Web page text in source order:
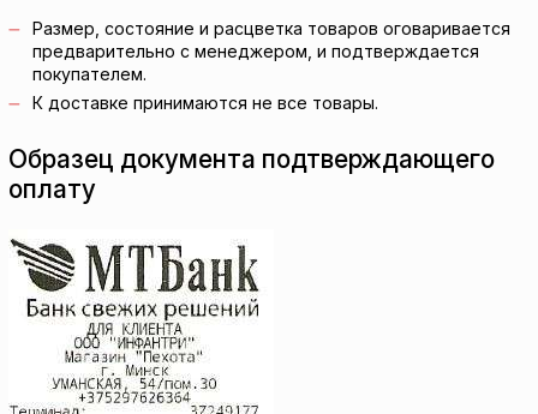
Размер, состояние и расцветка товаров оговаривается
предварительно с менеджером, и подтверждается
покупателем.
К доставке принимаются не все товары.
Образец документа подтверждающего
оплату